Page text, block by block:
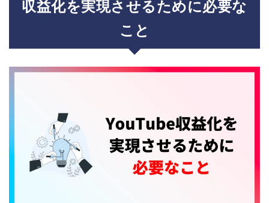
収益化を実現させるために必要な
こと